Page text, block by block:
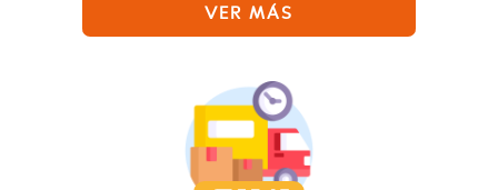
VER MÁS